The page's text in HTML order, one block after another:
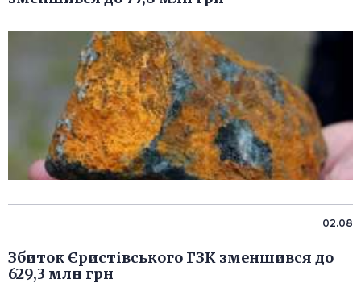
02.08
Збиток Єристівського ГЗК зменшився до
629,3 млн грн